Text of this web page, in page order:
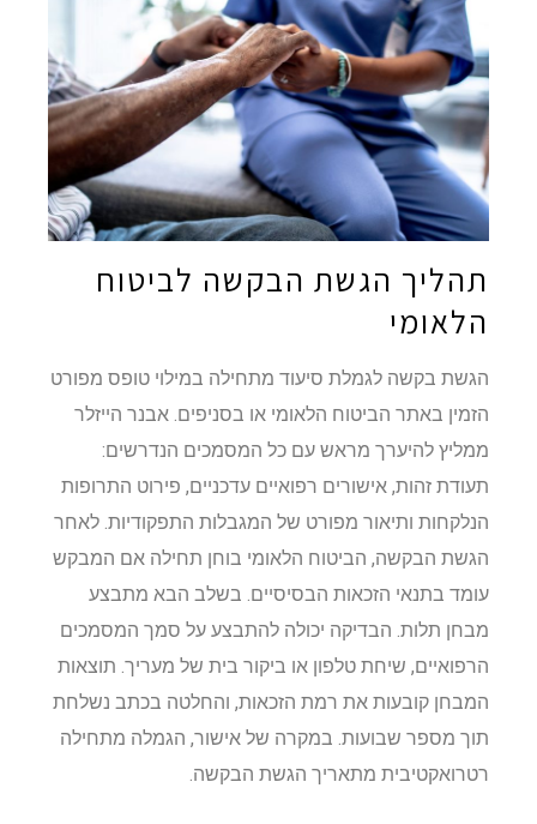
תהליך הגשת הבקשה לביטוח
הלאומי
הגשת בקשה לגמלת סיעוד מתחילה במילוי טופס מפורט
הזמין באתר הביטוח הלאומי או בסניפים. אבנר הייזלר
ממליץ להיערך מראש עם כל המסמכים הנדרשים:
תעודת זהות, אישורים רפואיים עדכניים, פירוט התרופות
הנלקחות ותיאור מפורט של המגבלות התפקודיות. לאחר
הגשת הבקשה, הביטוח הלאומי בוחן תחילה אם המבקש
עומד בתנאי הזכאות הבסיסיים. בשלב הבא מתבצע
מבחן תלות. הבדיקה יכולה להתבצע על סמך המסמכים
הרפואיים, שיחת טלפון או ביקור בית של מעריך. תוצאות
המבחן קובעות את רמת הזכאות, והחלטה בכתב נשלחת
תוך מספר שבועות. במקרה של אישור, הגמלה מתחילה
רטרואקטיבית מתאריך הגשת הבקשה.